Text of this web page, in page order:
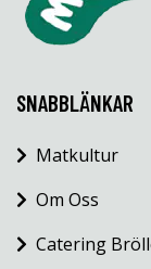
SNABBLÄNKAR
Matkultur
Om Oss
Catering